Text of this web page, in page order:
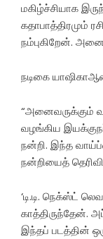
மகிழ்ச்சியாக
கதாபாத்திரமும்
நம்புகிறேன்.
நடிகை
“அனைவருக்கும்
வழங்கிய
நன்றி. இந்த
நன்றியைத்
‘டி.டி. நெக்ஸ்ட்
காத்திருந்தேன்.
இந்தப் படத்தின்